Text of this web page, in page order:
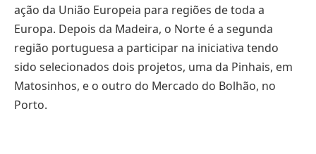
ação da União Europeia para regiões de toda a
Europa. Depois da Madeira, o Norte é a segunda
região portuguesa a participar na iniciativa tendo
sido selecionados dois projetos, uma da Pinhais, em
Matosinhos, e o outro do Mercado do Bolhão, no
Porto.